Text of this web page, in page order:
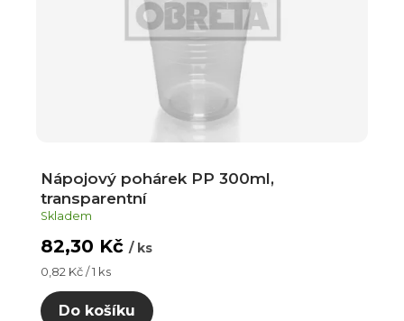
Nápojový pohárek PP 300ml,
transparentní
Skladem
82,30 Kč / ks
Měrná
0,82 Kč / 1 ks
Do košíku